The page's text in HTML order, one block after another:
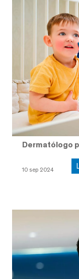
Dermatólogo
10 sep 2024